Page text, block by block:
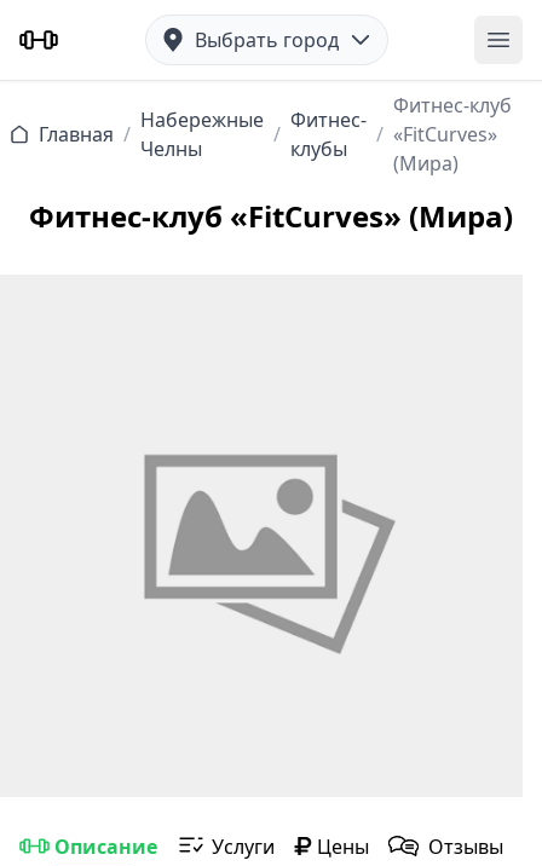
Выбрать город
Главная /
Набережные
Челны
/
Фитнес-
клубы
/
Фитнес-клуб
«FitCurves»
(Мира)
Фитнес-клуб «FitCurves» (Мира)
Описание Услуги Цены Отзывы